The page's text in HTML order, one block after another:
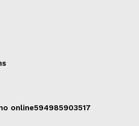
online594985903517